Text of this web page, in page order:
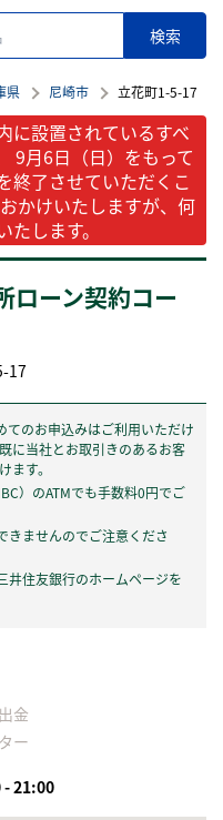
県 尼崎市 立花町1-5-17
に設置されているすべ
9月6日（日）をもって
終了させていただくこ
かけいたしますが、何
します。
ローン契約コー
17
てのお申込みはご利用いただけ
に当社とお取引きのあるお客
ます。
）のATMでも手数料0円でご
きませんのでご注意くださ
井住友銀行のホームページを
金
ー
- 21:00